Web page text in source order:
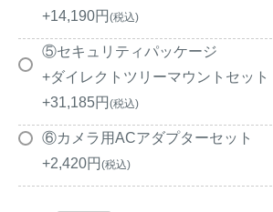
+14,190 税込
⑤セキュリティパッケージ
+ダイレクトツリーマウントセット
+31,185 税込
⑥カメラ用ACアダプターセット
+2,420 税込